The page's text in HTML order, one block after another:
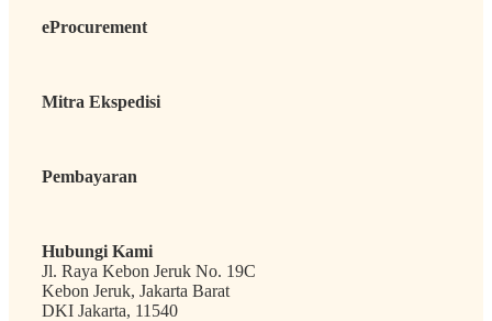
eProcurement
Mitra Ekspedisi
Pembayaran
Hubungi Kami
Jl. Raya Kebon Jeruk No. 19C
Kebon Jeruk, Jakarta Barat
DKI Jakarta, 11540